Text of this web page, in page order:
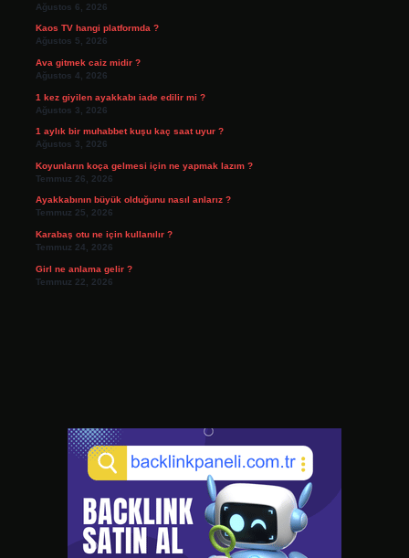
Ağustos 6, 2026
Kaos TV hangi platformda ?
Ağustos 5, 2026
Ava gitmek caiz midir ?
Ağustos 4, 2026
1 kez giyilen ayakkabı iade edilir mi ?
Ağustos 3, 2026
1 aylık bir muhabbet kuşu kaç saat uyur ?
Ağustos 3, 2026
Koyunların koça gelmesi için ne yapmak lazım ?
Temmuz 26, 2026
Ayakkabının büyük olduğunu nasıl anlarız ?
Temmuz 25, 2026
Karabaş otu ne için kullanılır ?
Temmuz 24, 2026
Girl ne anlama gelir ?
Temmuz 22, 2026